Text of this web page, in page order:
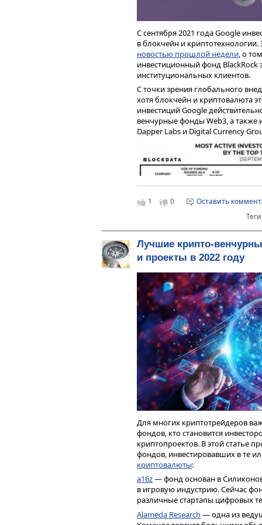
Как отмечают сами участники
получения карт тех банков, до
добраться.
Впрочем, никто не запрещает
Аргентинском или Африканском
предлагаются в открытом
AVAX/USD 4h, биржа Phemex.
Однако, не смотря на
топ-15 криптовалют по
году входил в топ-10. По
платформ смарт-контрактов,
похоже, что эта формулировка
менее, Avalanche — отличная
децентрализованными
Наблюдается рост цен
LAZIO/USDT, 4h, биржа Phemex
Другие фан-токены, которые
токены Santos FC (SANTOS/
токены Lazio (LAZIO/USDT), фан-
StepWatch (SWP/USDT).
Свежие новости из мира
включить VPN
Пополните ряды P2P трейдеров
вознаграждения! ⌛️ Кампания
С сентября 2021 года Google
в блокчейн и криптотехнологии.
новостью прошлой недели , о
инвестиционный фонд BlackRock
институциональных клиентов.
С точки зрения глобального
хотя блокчейн и криптовалюта
инвестиций Google
венчурные фонды Web3, а также
Dapper Labs и Digital Currency
Байден подписал закон о
1 0
Оставить
Лучшие крипто-
и проекты в 2022 году
Для многих криптотрейдеров
фондов, кто становится
криптопроектов. В этой статье
фондов, инвестировавших в те
криптовалюты:
a16z— фонд основан в
в игровую индустрию. Сейчас
различные стартапы цифровых
Alameda Research — одна из